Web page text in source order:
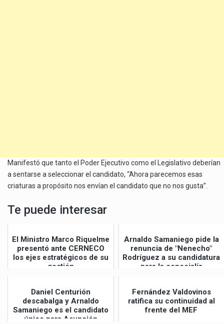
Manifestó que tanto el Poder Ejecutivo como el Legislativo deberían
a sentarse a seleccionar el candidato, “Ahora parecemos esas
criaturas a propósito nos envían el candidato que no nos gusta”.
Te puede interesar
El Ministro Marco Riquelme
presentó ante CERNECO
los ejes estratégicos de su
gestión
Arnaldo Samaniego pide la
renuncia de "Nenecho"
Rodríguez a su candidatura
para la concejalía
Daniel Centurión
descabalga y Arnaldo
Samaniego es el candidato
único para Asunción
Fernández Valdovinos
ratifica su continuidad al
frente del MEF